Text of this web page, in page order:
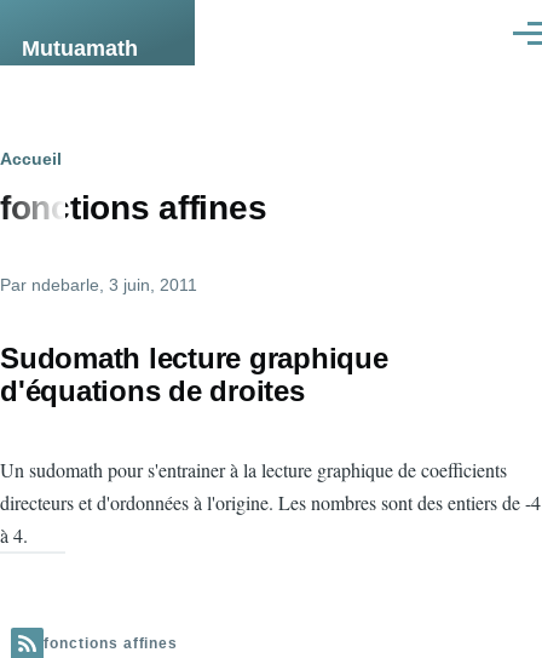
Mutuamath
Fil
d'Ariane
Accueil
fonctions affines
Par ndebarle , 3 juin, 2011
Sudomath lecture graphique
d'équations de droites
Un sudomath pour s'entrainer à la lecture graphique de coefficients
directeurs et d'ordonnées à l'origine. Les nombres sont des entiers de -4
à 4.
fonctions affines